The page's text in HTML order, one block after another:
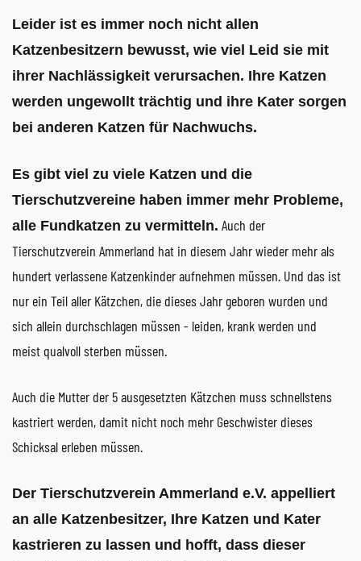
Leider ist es immer noch nicht allen
Katzenbesitzern bewusst, wie viel Leid sie mit
ihrer Nachlässigkeit verursachen. Ihre Katzen
werden ungewollt trächtig und ihre Kater sorgen
bei anderen Katzen für Nachwuchs.
Es gibt viel zu viele Katzen und die
Tierschutzvereine haben immer mehr Probleme,
alle Fundkatzen zu vermitteln. Auch der
Tierschutzverein Ammerland hat in diesem Jahr wieder mehr als
hundert verlassene Katzenkinder aufnehmen müssen. Und das ist
nur ein Teil aller Kätzchen, die dieses Jahr geboren wurden und
sich allein durchschlagen müssen - leiden, krank werden und
meist qualvoll sterben müssen.
Auch die Mutter der 5 ausgesetzten Kätzchen muss schnellstens
kastriert werden, damit nicht noch mehr Geschwister dieses
Schicksal erleben müssen.
Der Tierschutzverein Ammerland e.V. appelliert
an alle Katzenbesitzer, Ihre Katzen und Kater
kastrieren zu lassen und hofft, dass dieser